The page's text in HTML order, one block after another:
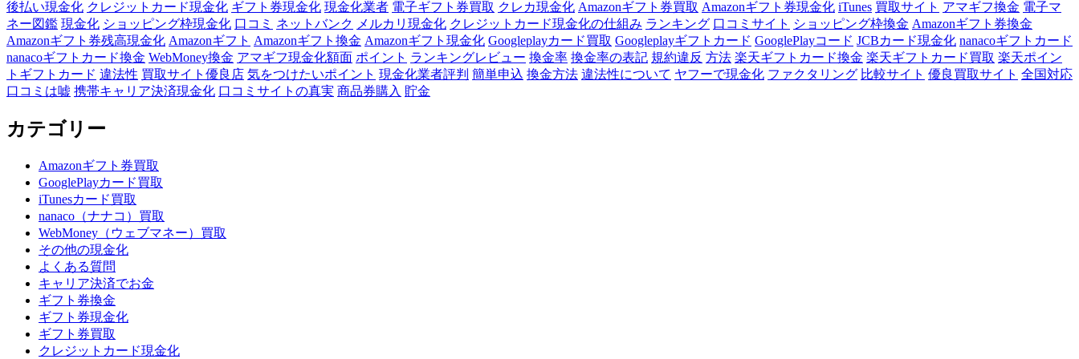
後払い現金化 クレジットカード現金化 ギフト券現金化 現金化業者 電子ギフト券買取 クレカ現金化 Amazonギフト券買取 Amazonギフト券現金化 iTunes 買取サイト アマギフ換金 電子マ
ネー図鑑 現金化 ショッピング枠現金化 口コミ ネットバンク メルカリ現金化 クレジットカード現金化の仕組み ランキング 口コミサイト ショッピング枠換金 Amazonギフト券換金
Amazonギフト券残高現金化 Amazonギフト Amazonギフト換金 Amazonギフト現金化 Googleplayカード買取 Googleplayギフトカード GooglePlayコード JCBカード現金化 nanacoギフトカード
nanacoギフトカード換金 WebMoney換金 アマギフ現金化額面 ポイント ランキングレビュー 換金率 換金率の表記 規約違反 方法 楽天ギフトカード換金 楽天ギフトカード買取 楽天ポイン
トギフトカード 違法性 買取サイト優良店 気をつけたいポイント 現金化業者評判 簡単申込 換金方法 違法性について ヤフーで現金化 ファクタリング 比較サイト 優良買取サイト 全国対応
口コミは嘘 携帯キャリア決済現金化 口コミサイトの真実 商品券購入 貯金
カテゴリー
Amazonギフト券買取
GooglePlayカード買取
iTunesカード買取
nanaco（ナナコ）買取
WebMoney（ウェブマネー）買取
その他の現金化
よくある質問
キャリア決済でお金
ギフト券換金
ギフト券現金化
ギフト券買取
クレジットカード現金化